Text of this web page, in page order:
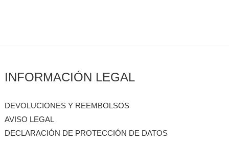
INFORMACIÓN LEGAL
DEVOLUCIONES Y REEMBOLSOS
AVISO LEGAL
DECLARACIÓN DE PROTECCIÓN DE DATOS